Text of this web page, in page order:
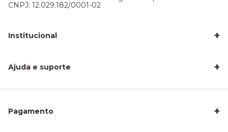
CNPJ: 12.029.182/0001-02
Institucional +
Sobre nós
Nossa Loja
Ajuda e suporte +
Frete e entrega
Como Calcular a Área do seu Piso
Pagamento +